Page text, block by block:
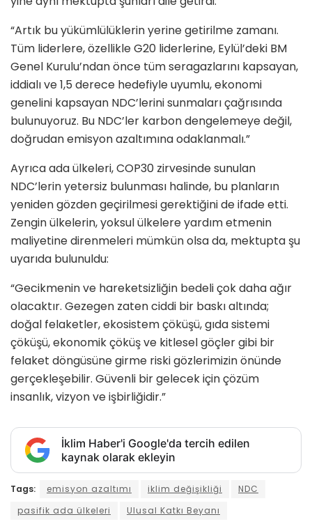
“Artık bu yükümlülüklerin yerine getirilme zamanı.
Tüm liderlere, özellikle G20 liderlerine, Eylül’deki BM
Genel Kurulu’ndan önce tüm seragazlarını kapsayan,
iddialı ve 1,5 derece hedefiyle uyumlu, ekonomi
genelini kapsayan NDC’lerini sunmaları çağrısında
bulunuyoruz. Bu NDC’ler karbon dengelemeye değil,
doğrudan emisyon azaltımına odaklanmalı.”
Ayrıca ada ülkeleri, COP30 zirvesinde sunulan
NDC’lerin yetersiz bulunması halinde, bu planların
yeniden gözden geçirilmesi gerektiğini de ifade etti.
Zengin ülkelerin, yoksul ülkelere yardım etmenin
maliyetine direnmeleri mümkün olsa da, mektupta şu
uyarıda bulunuldu:
“Gecikmenin ve hareketsizliğin bedeli çok daha ağır
olacaktır. Gezegen zaten ciddi bir baskı altında;
doğal felaketler, ekosistem çöküşü, gıda sistemi
çöküşü, ekonomik çöküş ve kitlesel göçler gibi bir
felaket döngüsüne girme riski gözlerimizin önünde
gerçekleşebilir. Güvenli bir gelecek için çözüm
insanlık, vizyon ve işbirliğidir.”
İklim Haber'i Google'da tercih edilen
kaynak olarak ekleyin
Tags: emisyon azaltımı iklim değişikliği
NDC
pasifik ada ülkeleri
Ulusal Katkı Beyanı